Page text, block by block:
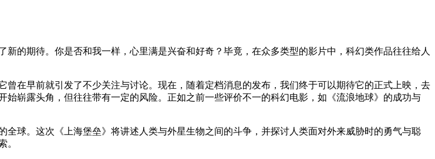
的期待。你是否和我一样，心里满是兴奋和好奇？毕竟，在众多类型的影片中，科幻类作品往往给人
在早前就引发了不少关注与讨论。现在，随着定档消息的发布，我们终于可以期待它的正式上映，去
崭露头角，但往往带有一定的风险。正如之前一些评价不一的科幻电影，如《流浪地球》的成功与
球。这次《上海堡垒》将讲述人类与外星生物之间的斗争，并探讨人类面对外来威胁时的勇气与聪
。